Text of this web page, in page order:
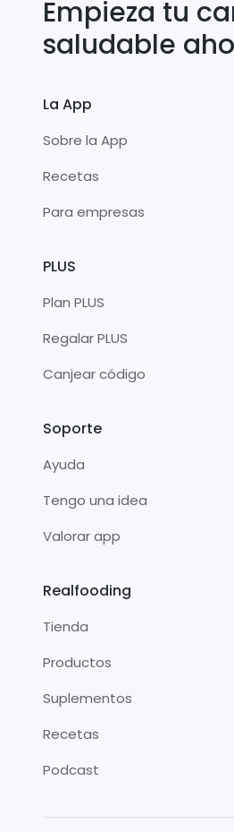
Empieza tu
saludable
La App
Sobre la App
Recetas
Para empresas
PLUS
Plan PLUS
Regalar PLUS
Canjear código
Soporte
Ayuda
Tengo una idea
Valorar app
Realfooding
Tienda
Productos
Suplementos
Recetas
Podcast